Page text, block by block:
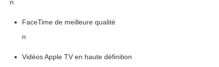
n
FaceTime de meilleure qualité
n
Vidéos Apple TV en haute définition